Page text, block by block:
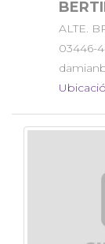
ALTE.
03446-